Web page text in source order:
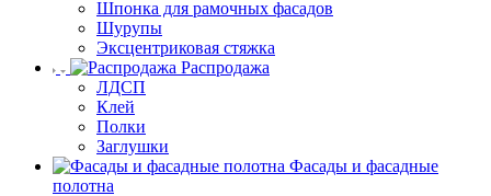
Шпонка для рамочных фасадов
Шурупы
Эксцентриковая стяжка
Распродажа
ЛДСП
Клей
Полки
Заглушки
Фасады и фасадные
полотна